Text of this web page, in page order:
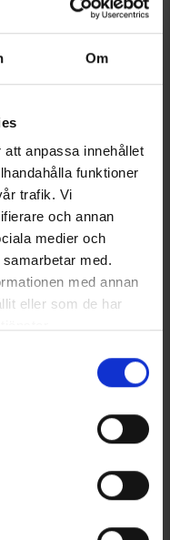
Om
anpassa innehållet
funktioner
trafik. Vi
och annan
medier och
med.
med annan
eller som de har
Gum Boot Shine
€
Arvio: